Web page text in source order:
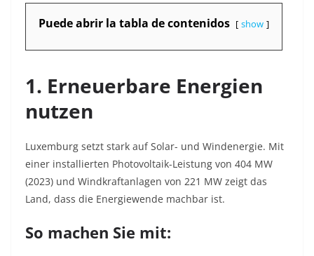
Puede abrir la tabla de contenidos show
1. Erneuerbare Energien
nutzen
Luxemburg setzt stark auf Solar- und Windenergie. Mit
einer installierten Photovoltaik-Leistung von 404 MW
(2023) und Windkraftanlagen von 221 MW zeigt das
Land, dass die Energiewende machbar ist.
So machen Sie mit: